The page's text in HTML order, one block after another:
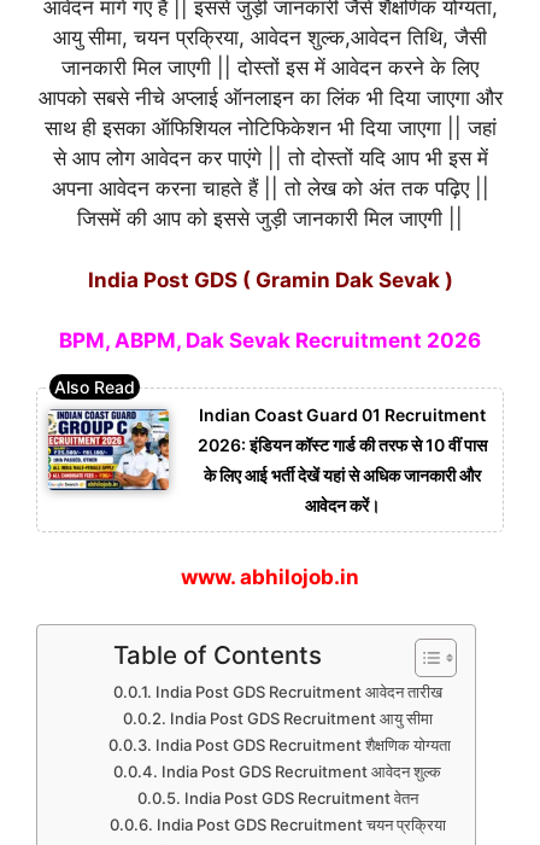
आवेदन मांगे गए हैं || इससे जुड़ी जानकारी जैसे शैक्षणिक योग्यता,
आयु सीमा, चयन प्रक्रिया, आवेदन शुल्क,आवेदन तिथि, जैसी
जानकारी मिल जाएगी || दोस्तों इस में आवेदन करने के लिए
आपको सबसे नीचे अप्लाई ऑनलाइन का लिंक भी दिया जाएगा और
साथ ही इसका ऑफिशियल नोटिफिकेशन भी दिया जाएगा || जहां
से आप लोग आवेदन कर पाएंगे || तो दोस्तों यदि आप भी इस में
अपना आवेदन करना चाहते हैं || तो लेख को अंत तक पढ़िए ||
जिसमें की आप को इससे जुड़ी जानकारी मिल जाएगी ||
India Post GDS ( Gramin Dak Sevak )
BPM, ABPM, Dak Sevak Recruitment 2026
Indian Coast Guard 01 Recruitment
2026: इंडियन कॉस्ट गार्ड की तरफ से 10 वीं पास
के लिए आई भर्ती देखें यहां से अधिक जानकारी और
आवेदन करें।
www. abhilojob.in
Table of Contents
India Post GDS Recruitment आवेदन तारीख
India Post GDS Recruitment आयु सीमा
India Post GDS Recruitment शैक्षणिक योग्यता
India Post GDS Recruitment आवेदन शुल्क
India Post GDS Recruitment वेतन
India Post GDS Recruitment चयन प्रक्रिया